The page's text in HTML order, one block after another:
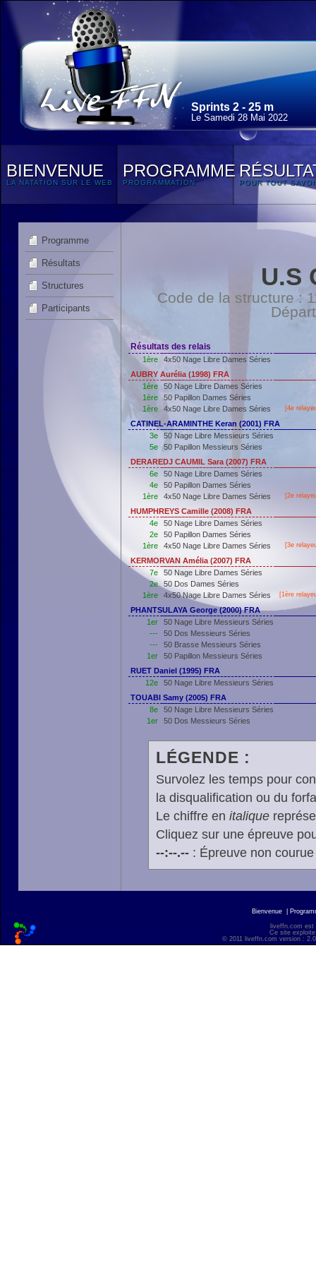
Sprints 2 - 25 m
Le Samedi 28 Mai 2022
BIENVENUE
LA NATATION SUR LE WEB
PROGRAMME
PROGRAMMATION POUR TOUT
Programme
Résultats
Structures
Participants
U.S
Code de la structure :
Résultats des relais
1ère
4x50 Nage Libre Dames Séries
AUBRY Aurélia (1998) FRA
1ère
50 Nage Libre Dames Séries
1ère
50 Papillon Dames Séries
1ère
4x50 Nage Libre Dames Séries [4e
CATINEL-ARAMINTHE Keran (2001) FRA
3e
50 Nage Libre Messieurs Séries
5e
50 Papillon Messieurs Séries
DERAREDJ CAUMIL Sara (2007) FRA
6e
50 Nage Libre Dames Séries
4e
50 Papillon Dames Séries
1ère
4x50 Nage Libre Dames Séries [2e
HUMPHREYS Camille (2008) FRA
4e
50 Nage Libre Dames Séries
2e
50 Papillon Dames Séries
1ère
4x50 Nage Libre Dames Séries [3e
KERMORVAN Amélia (2007) FRA
7e
50 Nage Libre Dames Séries
2e
50 Dos Dames Séries
1ère
4x50 Nage Libre Dames Séries [1ère
PHANTSULAYA George (2000) FRA
1er
50 Nage Libre Messieurs Séries
---
50 Dos Messieurs Séries
---
50 Brasse Messieurs Séries
1er
50 Papillon Messieurs Séries
RUET Daniel (1995) FRA
12e
50 Nage Libre Messieurs Séries
TOUABI Samy (2005) FRA
8e
50 Nage Libre Messieurs Séries
1er
50 Dos Messieurs Séries
LÉGENDE :
Survolez les temps pour
la disqualification ou du
Le chiffre en italique
Cliquez sur une épreuve
--:--.--: Épreuve non
Bienvenue
liveffn.com est
Ce site
© 2011 liveffn.com version :